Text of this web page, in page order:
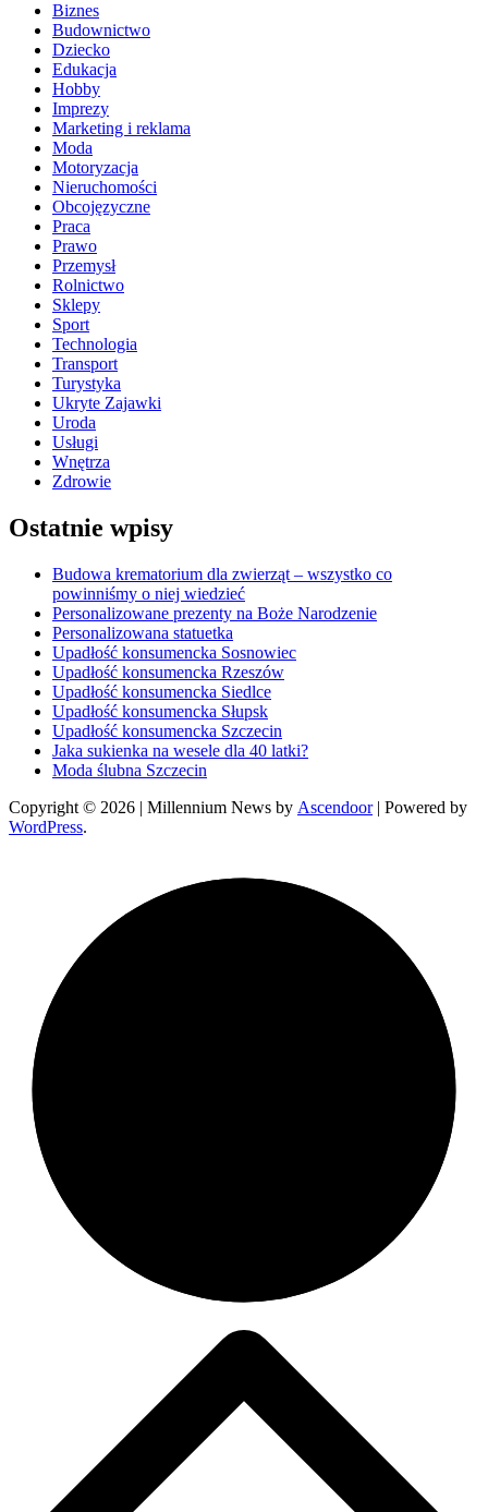
Biznes
Budownictwo
Dziecko
Edukacja
Hobby
Imprezy
Marketing i reklama
Moda
Motoryzacja
Nieruchomości
Obcojęzyczne
Praca
Prawo
Przemysł
Rolnictwo
Sklepy
Sport
Technologia
Transport
Turystyka
Ukryte Zajawki
Uroda
Usługi
Wnętrza
Zdrowie
Ostatnie wpisy
Budowa krematorium dla zwierząt – wszystko co
powinniśmy o niej wiedzieć
Personalizowane prezenty na Boże Narodzenie
Personalizowana statuetka
Upadłość konsumencka Sosnowiec
Upadłość konsumencka Rzeszów
Upadłość konsumencka Siedlce
Upadłość konsumencka Słupsk
Upadłość konsumencka Szczecin
Jaka sukienka na wesele dla 40 latki?
Moda ślubna Szczecin
Copyright © 2026 | Millennium News by Ascendoor| Powered by
WordPress.